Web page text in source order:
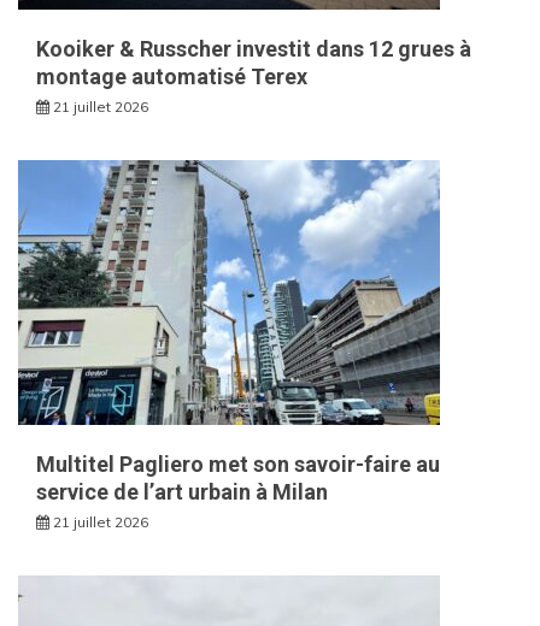
Kooiker & Russcher investit dans 12 grues à
montage automatisé Terex
21 juillet 2026
Multitel Pagliero met son savoir-faire au
service de l’art urbain à Milan
21 juillet 2026